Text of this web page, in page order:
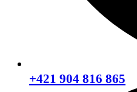
+421 904 816 865